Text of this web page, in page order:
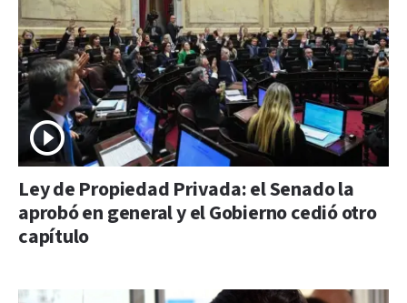
Ley de Propiedad Privada: el Senado la
aprobó en general y el Gobierno cedió otro
capítulo